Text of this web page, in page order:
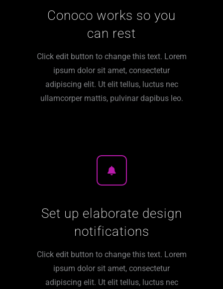
Conoco works so you
can rest
Click edit button to change this text. Lorem
ipsum dolor sit amet, consectetur
adipiscing elit. Ut elit tellus, luctus nec
ullamcorper mattis, pulvinar dapibus leo.
Set up elaborate design
notifications
Click edit button to change this text. Lorem
ipsum dolor sit amet, consectetur
adipiscing elit. Ut elit tellus, luctus nec